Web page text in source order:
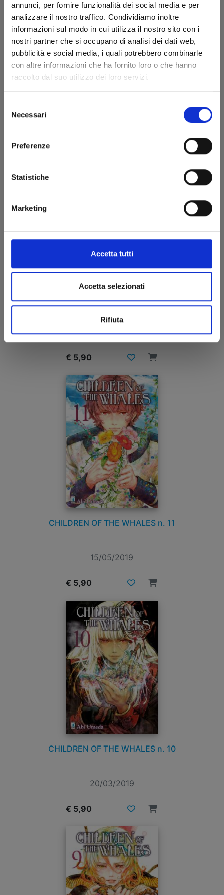
annunci, per fornire funzionalità dei social media e per
analizzare il nostro traffico. Condividiamo inoltre
informazioni sul modo in cui utilizza il nostro sito con i
nostri partner che si occupano di analisi dei dati web,
pubblicità e social media, i quali potrebbero combinarle
con altre informazioni che ha fornito loro o che hanno
raccolto dal suo utilizzo dei loro servizi.
delNecessari
Preferenze
Statistiche
Marketing
Accetta tutti
Accetta selezionati
Rifiuta
17/07/2019
€ 5,90
CHILDREN OF THE WHALES n. 11
15/05/2019
€ 5,90
CHILDREN OF THE WHALES n. 10
20/03/2019
€ 5,90